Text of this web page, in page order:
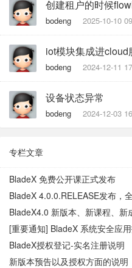
bodeng 2025-10-10
bodeng 2024-12-11
设备状态异常
bodeng 2024-12-03
专栏文章
BladeX 免费公开课正式发布
BladeX4.0 新版本、新课程、新
[重要通知] BladeX 系统安全应
BladeX授权登记-实名注册说明
新版本预告以及授权方面的说明